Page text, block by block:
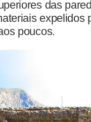
das
expelidos
poucos.